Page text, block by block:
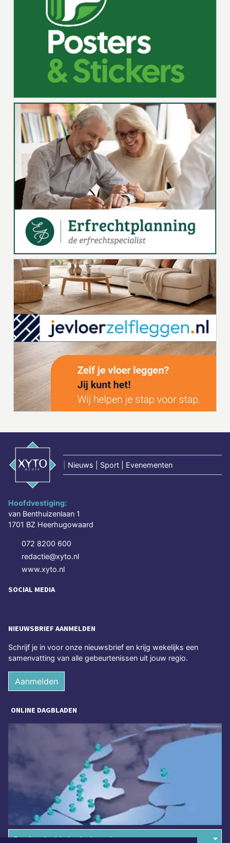
Nieuws | Sport | Evenementen
Hoofdvestiging:
van Benthuizenlaan 1
1701 BZ Heerhugowaard
072 8200 600
redactie@xyto.nl
www.xyto.nl
SOCIAL MEDIA
NIEUWSBRIEF AANMELDEN
Schrijf je in voor onze nieuwsbrief en krijg wekelijks een
samenvatting van alle gebeurtenissen uit jouw regio.
Aanmelden
ONLINE DAGBLADEN
Overige dagbladen in de regio